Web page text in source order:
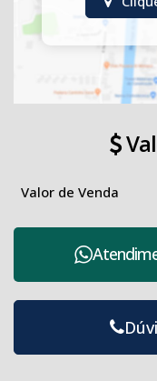
Valor de Venda